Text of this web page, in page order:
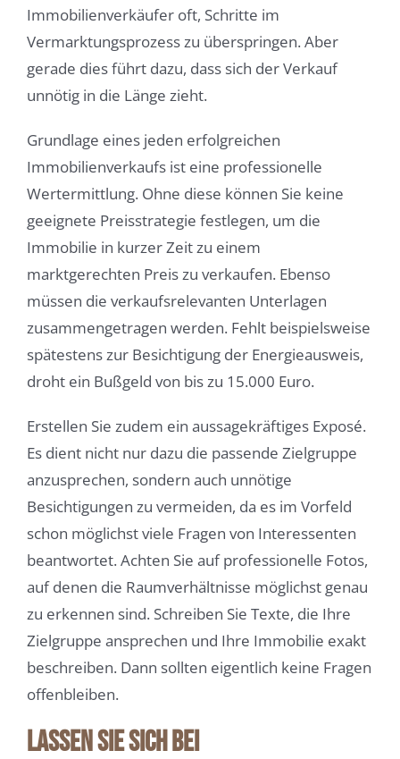
Immobilienverkäufer oft, Schritte im
Vermarktungsprozess zu überspringen. Aber
gerade dies führt dazu, dass sich der Verkauf
unnötig in die Länge zieht.
Grundlage eines jeden erfolgreichen
Immobilienverkaufs ist eine professionelle
Wertermittlung. Ohne diese können Sie keine
geeignete Preisstrategie festlegen, um die
Immobilie in kurzer Zeit zu einem
marktgerechten Preis zu verkaufen. Ebenso
müssen die verkaufsrelevanten Unterlagen
zusammengetragen werden. Fehlt beispielsweise
spätestens zur Besichtigung der Energieausweis,
droht ein Bußgeld von bis zu 15.000 Euro.
Erstellen Sie zudem ein aussagekräftiges Exposé.
Es dient nicht nur dazu die passende Zielgruppe
anzusprechen, sondern auch unnötige
Besichtigungen zu vermeiden, da es im Vorfeld
schon möglichst viele Fragen von Interessenten
beantwortet. Achten Sie auf professionelle Fotos,
auf denen die Raumverhältnisse möglichst genau
zu erkennen sind. Schreiben Sie Texte, die Ihre
Zielgruppe ansprechen und Ihre Immobilie exakt
beschreiben. Dann sollten eigentlich keine Fragen
offenbleiben.
Lassen Sie sich bei